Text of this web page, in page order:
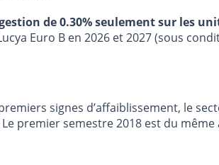
de 0.30% seulement sur les
Euro B en 2026 et 2027 (sous
signes d’affaiblissement, le
premier semestre 2018 est du même